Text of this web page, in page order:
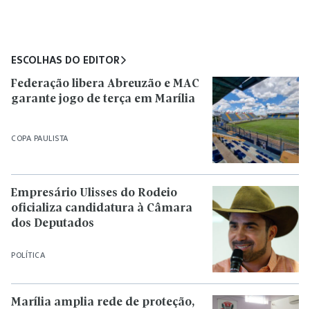
ESCOLHAS DO EDITOR
COPA PAULISTA
Federação libera Abreuzão e MAC
garante jogo de terça em Marília
POLÍTICA
Empresário Ulisses do Rodeio
oficializa candidatura à Câmara
dos Deputados
Marília amplia rede de proteção,